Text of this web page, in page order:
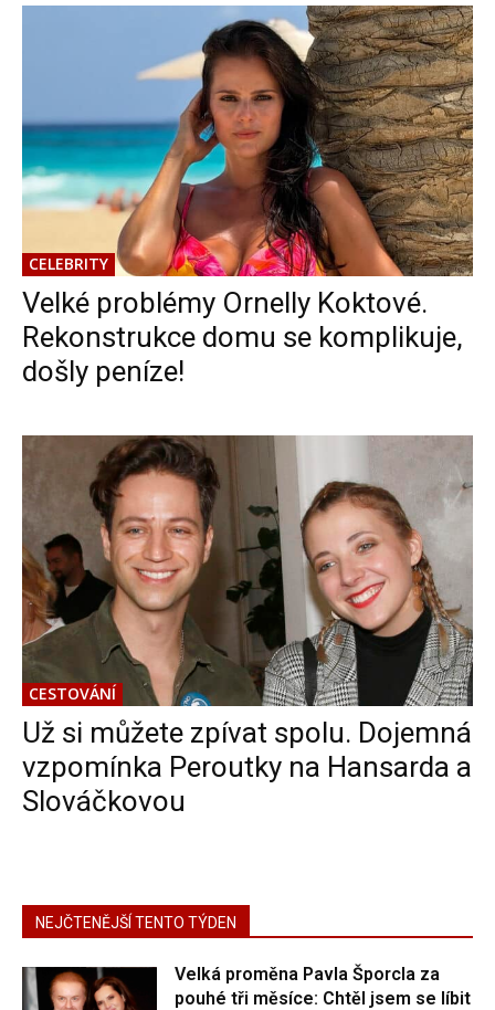
CELEBRITY
Velké problémy Ornelly Koktové.
Rekonstrukce domu se komplikuje,
došly peníze!
CESTOVÁNÍ
Už si můžete zpívat spolu. Dojemná
vzpomínka Peroutky na Hansarda a
Slováčkovou
NEJČTENĚJŠÍ TENTO TÝDEN
Velká proměna Pavla Šporcla za
pouhé tři měsíce: Chtěl jsem se líbit